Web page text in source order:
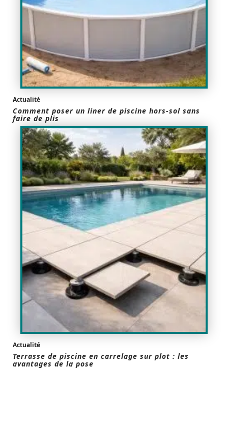
Actualité
Comment poser un liner de piscine hors-sol sans
faire de plis
Actualité
Terrasse de piscine en carrelage sur plot : les
avantages de la pose